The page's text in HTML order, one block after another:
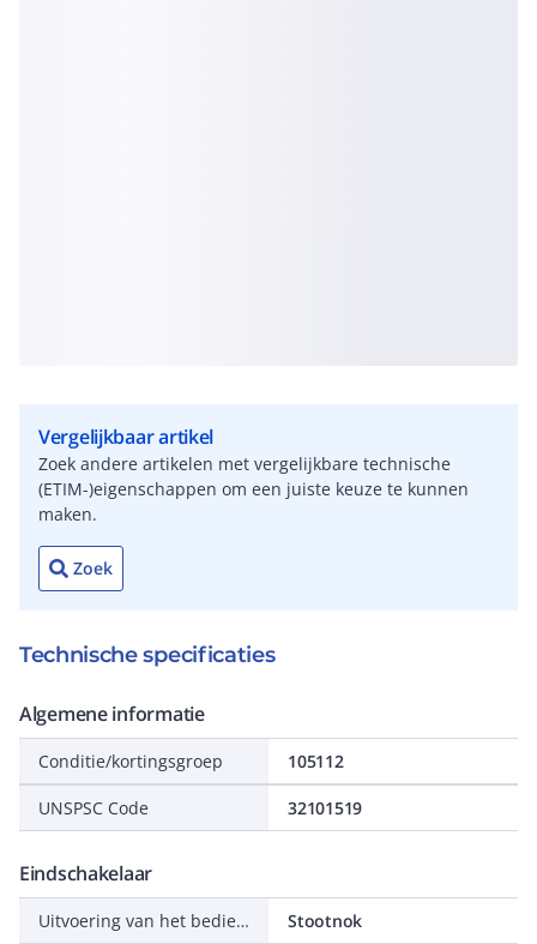
Vergelijkbaar artikel
Zoek andere artikelen met vergelijkbare technische
(ETIM-)eigenschappen om een juiste keuze te kunnen
maken.
Zoek
Technische specificaties
Algemene informatie
Conditie/kortingsgroep 105112
UNSPSC Code 32101519
Eindschakelaar
Uitvoering van het bedieningselement
Stootnok